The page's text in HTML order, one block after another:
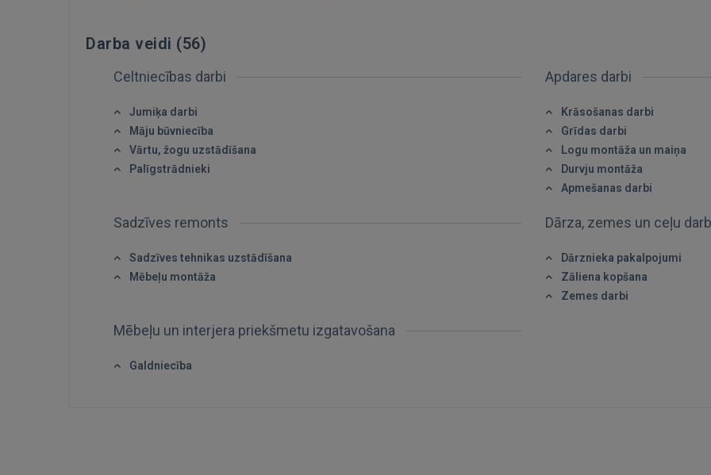
IENĀKT
Atcerēties?
FACEBOOK
 Sign in with Apple
Vēl neesat reģistrējies?
Darba veidi (56)
Celtniecības darbi
Jumiķa darbi
Māju būvniecība
Vārtu, žogu uzstādīšana
Palīgstrādnieki
Apdares darbi
Krāsošanas darbi
Grīdas darbi
Logu montāža un maiņa
Durvju montāža
Apmešanas darbi
Sadzīves remonts
Sadzīves tehnikas uzstādīšana
Mēbeļu montāža
Dārza, zemes un ceļu
Dārznieka pakalpojumi
Zāliena kopšana
Zemes darbi
Mēbeļu un interjera priekšmetu izgatavošana
Galdniecība